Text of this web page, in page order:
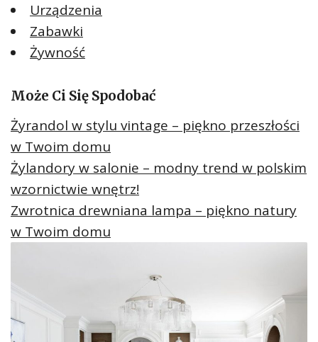
Urządzenia
Zabawki
Żywność
Może Ci Się Spodobać
Żyrandol w stylu vintage – piękno przeszłości
w Twoim domu
Żylandory w salonie – modny trend w polskim
wzornictwie wnętrz!
Zwrotnica drewniana lampa – piękno natury
w Twoim domu